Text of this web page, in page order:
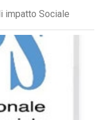
impatto Sociale